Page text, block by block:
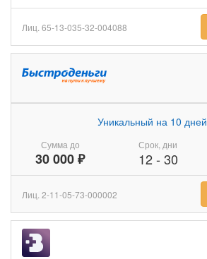
Лиц. 65-13-035-32-004088
Сумма до
30 000 ₽
Уникальный на 10 дней
Срок, дни
12- 30
Лиц. 2-11-05-73-000002